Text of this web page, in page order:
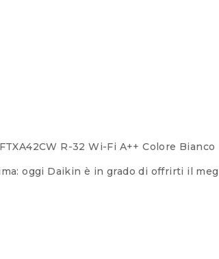
R-32 Wi-Fi A++ Colore Bianco
oggi Daikin è in grado di offrirti il